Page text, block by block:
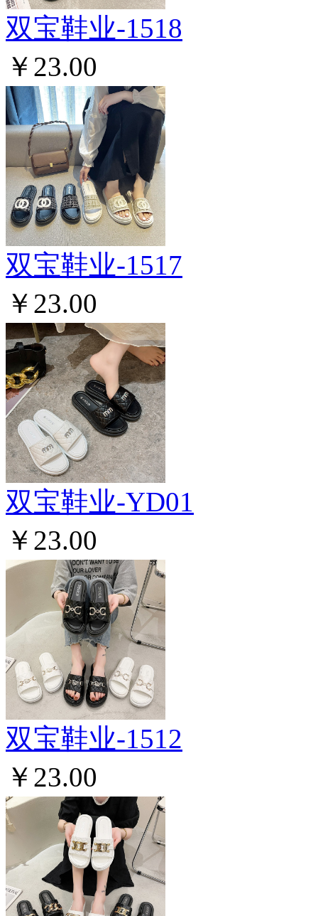
双宝鞋业-1518
￥23.00
双宝鞋业-1517
￥23.00
双宝鞋业-YD01
￥23.00
双宝鞋业-1512
￥23.00